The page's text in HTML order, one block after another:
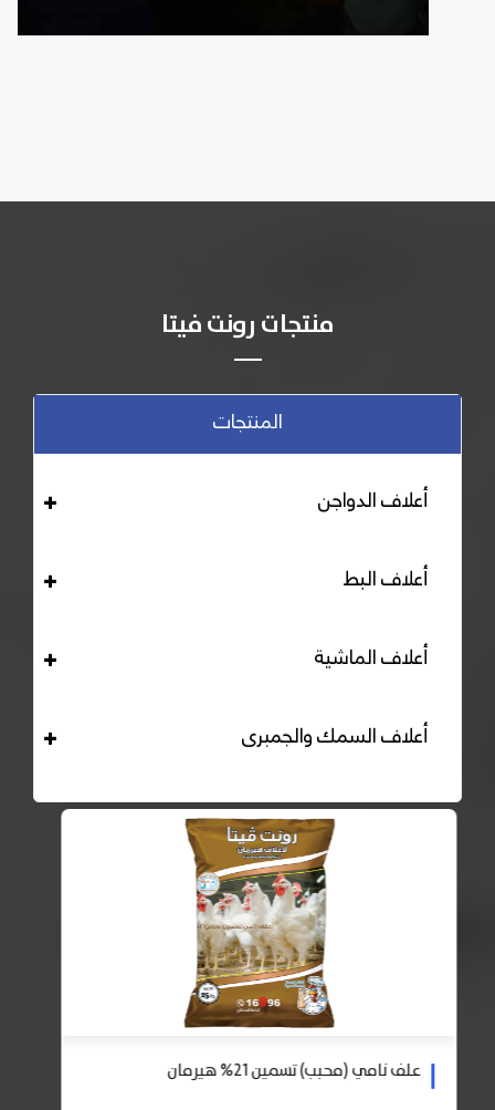
منتجات رونت فيتا
المنتجات
أعلاف الدواجن
أعلاف البط
أعلاف الماشية
أعلاف السمك والجمبرى
علف نامي (محبب) تسمين 21% هيرمان